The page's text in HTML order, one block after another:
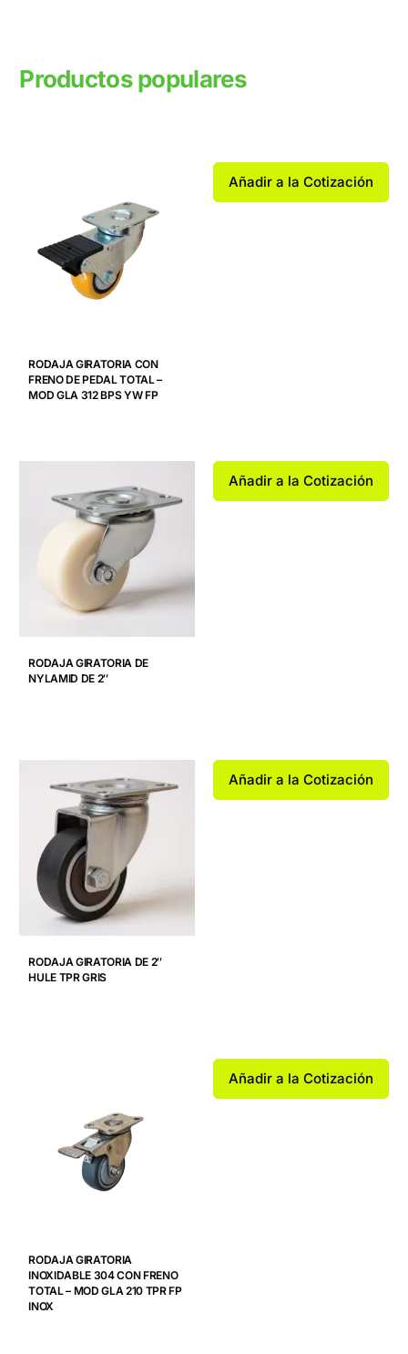
Productos populares
RODAJA GIRATORIA CON
FRENO DE PEDAL TOTAL –
MOD GLA 312 BPS YW FP
Añadir a la Cotización
RODAJA GIRATORIA DE
NYLAMID DE 2″
Añadir a la Cotización
RODAJA GIRATORIA DE 2″
HULE TPR GRIS
Añadir a la Cotización
RODAJA GIRATORIA
INOXIDABLE 304 CON FRENO
TOTAL – MOD GLA 210 TPR FP
INOX
Añadir a la Cotización